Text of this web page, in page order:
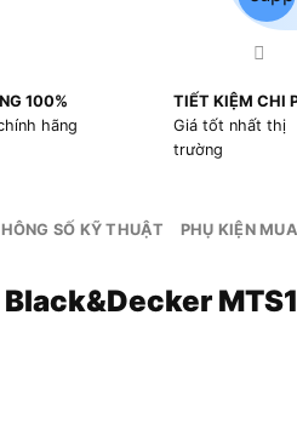
100%
hãng
TIẾT KIỆM CHI
Giá tốt nhất thị
trường
SỐ KỸ THUẬT PHỤ KIỆN